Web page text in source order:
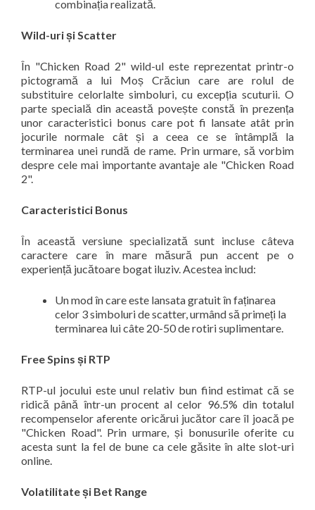
combinația realizată.
Wild-uri și Scatter
În "Chicken Road 2" wild-ul este reprezentat printr-o
pictogramă a lui Moș Crăciun care are rolul de
substituire celorlalte simboluri, cu excepția scuturii. O
parte specială din această povește constă în prezența
unor caracteristici bonus care pot fi lansate atât prin
jocurile normale cât și a ceea ce se întâmplă la
terminarea unei rundă de rame. Prin urmare, să vorbim
despre cele mai importante avantaje ale "Chicken Road
2".
Caracteristici Bonus
În această versiune specializată sunt incluse câteva
caractere care în mare măsură pun accent pe o
experiență jucătoare bogat iluziv. Acestea includ:
Un mod în care este lansata gratuit în faținarea
celor 3 simboluri de scatter, urmând să primeți la
terminarea lui câte 20-50 de rotiri suplimentare.
Free Spins și RTP
RTP-ul jocului este unul relativ bun fiind estimat că se
ridică până într-un procent al celor 96.5% din totalul
recompenselor aferente oricărui jucător care îl joacă pe
"Chicken Road". Prin urmare, și bonusurile oferite cu
acesta sunt la fel de bune ca cele găsite în alte slot-uri
online.
Volatilitate și Bet Range